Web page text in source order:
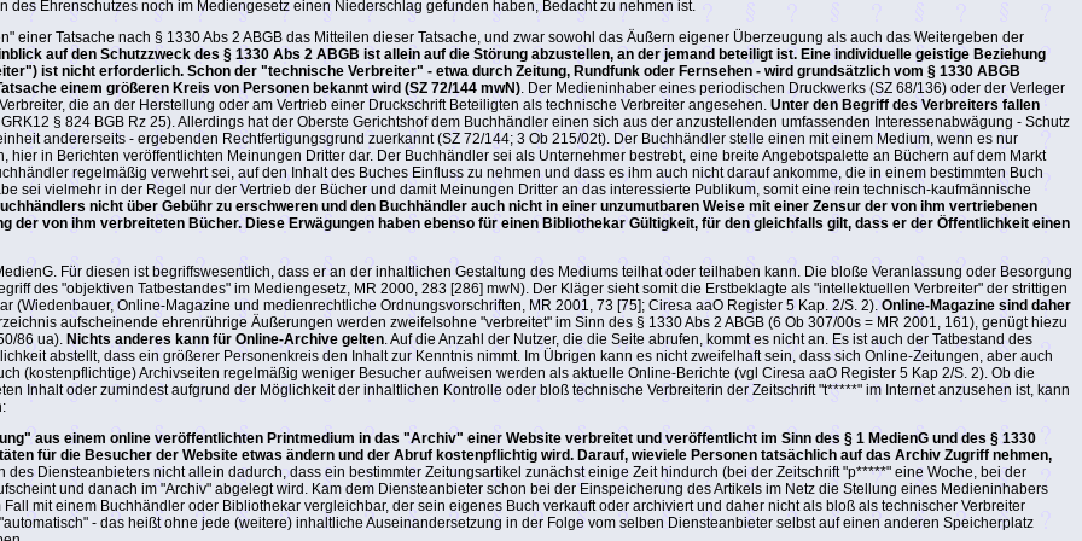
Ehrenschutzes noch im Mediengesetz einen Niederschlag gefunden haben, Bedacht zu nehmen ist.
einer Tatsache nach § 1330 Abs 2 ABGB das Mitteilen dieser Tatsache, und zwar sowohl das Äußern eigener Überzeugung als auch das Weitergeben der
auf den Schutzzweck des § 1330 Abs 2 ABGB ist allein auf die Störung abzustellen, an der jemand beteiligt ist. Eine individuelle geistige Beziehung
ist nicht erforderlich. Schon der "technische Verbreiter" - etwa durch Zeitung, Rundfunk oder Fernsehen - wird grundsätzlich vom § 1330 ABGB
einem größeren Kreis von Personen bekannt wird (SZ 72/144 mwN). Der Medieninhaber eines periodischen Druckwerks (SZ 68/136) oder der Verleger
die an der Herstellung oder am Vertrieb einer Druckschrift Beteiligten als technische Verbreiter angesehen. Unter den Begriff des Verbreiters fallen
§ 824 BGB Rz 25). Allerdings hat der Oberste Gerichtshof dem Buchhändler einen sich aus der anzustellenden umfassenden Interessenabwägung - Schutz
andererseits - ergebenden Rechtfertigungsgrund zuerkannt (SZ 72/144; 3 Ob 215/02t). Der Buchhändler stelle einen mit einem Medium, wenn es nur
in Berichten veröffentlichten Meinungen Dritter dar. Der Buchhändler sei als Unternehmer bestrebt, eine breite Angebotspalette an Büchern auf dem Markt
regelmäßig verwehrt sei, auf den Inhalt des Buches Einfluss zu nehmen und dass es ihm auch nicht darauf ankomme, die in einem bestimmten Buch
sei vielmehr in der Regel nur der Vertrieb der Bücher und damit Meinungen Dritter an das interessierte Publikum, somit eine rein technisch-kaufmännische
nicht über Gebühr zu erschweren und den Buchhändler auch nicht in einer unzumutbaren Weise mit einer Zensur der von ihm vertriebenen
von ihm verbreiteten Bücher. Diese Erwägungen haben ebenso für einen Bibliothekar Gültigkeit, für den gleichfalls gilt, dass er der Öffentlichkeit einen
Für diesen ist begriffswesentlich, dass er an der inhaltlichen Gestaltung des Mediums teilhat oder teilhaben kann. Die bloße Veranlassung oder Besorgung
des "objektiven Tatbestandes" im Mediengesetz, MR 2000, 283 [286] mwN). Der Kläger sieht somit die Erstbeklagte als "intellektuellen Verbreiter" der strittigen
(Wiedenbauer, Online-Magazine und medienrechtliche Ordnungsvorschriften, MR 2001, 73 [75]; Ciresa aaO Register 5 Kap. 2/S. 2). Online-Magazine sind daher
aufscheinende ehrenrührige Äußerungen werden zweifelsohne "verbreitet" im Sinn des § 1330 Abs 2 ABGB (6 Ob 307/00s = MR 2001, 161), genügt hiezu
86 ua). Nichts anderes kann für Online-Archive gelten. Auf die Anzahl der Nutzer, die die Seite abrufen, kommt es nicht an. Es ist auch der Tatbestand des
abstellt, dass ein größerer Personenkreis den Inhalt zur Kenntnis nimmt. Im Übrigen kann es nicht zweifelhaft sein, dass sich Online-Zeitungen, aber auch
(kostenpflichtige) Archivseiten regelmäßig weniger Besucher aufweisen werden als aktuelle Online-Berichte (vgl Ciresa aaO Register 5 Kap 2/S. 2). Ob die
Inhalt oder zumindest aufgrund der Möglichkeit der inhaltlichen Kontrolle oder bloß technische Verbreiterin der Zeitschrift "t*****" im Internet anzusehen ist, kann
aus einem online veröffentlichten Printmedium in das "Archiv" einer Website verbreitet und veröffentlicht im Sinn des § 1 MedienG und des § 1330
für die Besucher der Website etwas ändern und der Abruf kostenpflichtig wird. Darauf, wieviele Personen tatsächlich auf das Archiv Zugriff nehmen,
Diensteanbieters nicht allein dadurch, dass ein bestimmter Zeitungsartikel zunächst einige Zeit hindurch (bei der Zeitschrift "p*****" eine Woche, bei der
und danach im "Archiv" abgelegt wird. Kam dem Diensteanbieter schon bei der Einspeicherung des Artikels im Netz die Stellung eines Medieninhabers
mit einem Buchhändler oder Bibliothekar vergleichbar, der sein eigenes Buch verkauft oder archiviert und daher nicht als bloß als technischer Verbreiter
- das heißt ohne jede (weitere) inhaltliche Auseinandersetzung in der Folge vom selben Diensteanbieter selbst auf einen anderen Speicherplatz